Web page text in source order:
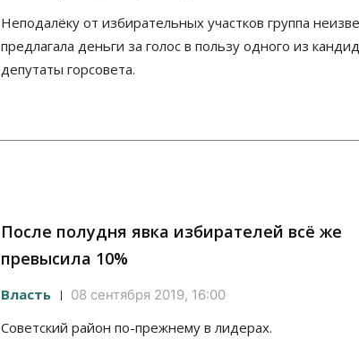
Неподалёку от избирательных участков группа
предлагала деньги за голос в пользу одного из
депутаты горсовета.
После полудня явка избирателей всё же
превысила 10%
Власть 08 сентября 2019, 16:00
Советский район по-прежнему в лидерах.